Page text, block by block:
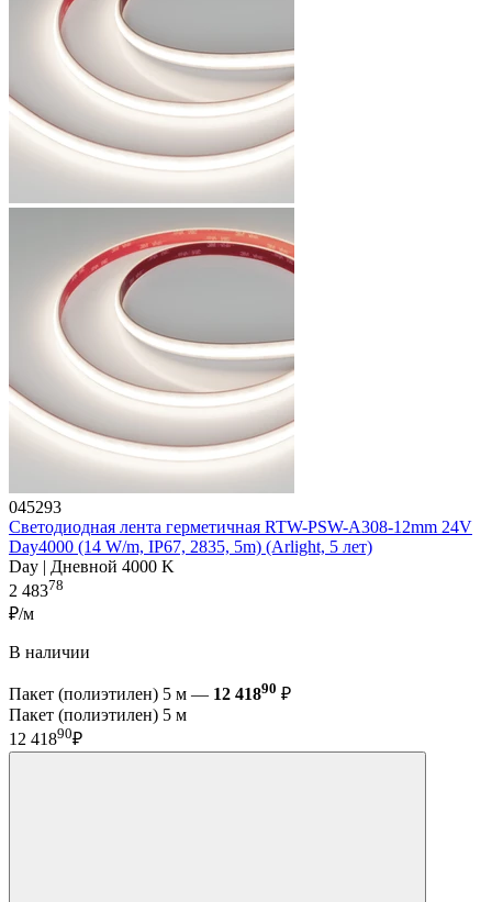
045293
Светодиодная лента герметичная RTW-PSW-A308-12mm 24V
Day4000 (14 W/m, IP67, 2835, 5m) (Arlight, 5 лет)
Day | Дневной 4000 K
2 48378
₽/м
В наличии
Пакет (полиэтилен) 5 м — 12 41890 ₽
Пакет (полиэтилен) 5 м
12 41890₽